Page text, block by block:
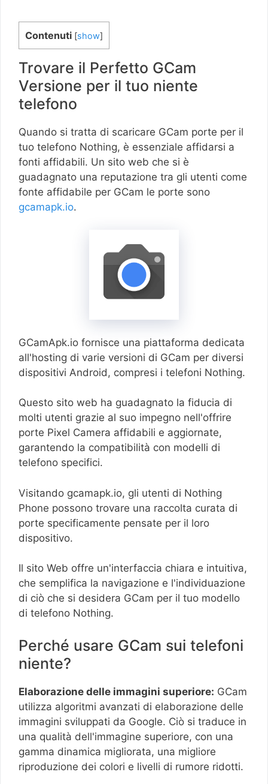
Contenuti [show]
Trovare il Perfetto GCam
Versione per il tuo niente
telefono
Quando si tratta di scaricare GCam porte per il
tuo telefono Nothing, è essenziale affidarsi a
fonti affidabili. Un sito web che si è
guadagnato una reputazione tra gli utenti come
fonte affidabile per GCam le porte sono
gcamapk.io.
GCamApk.io fornisce una piattaforma dedicata
all'hosting di varie versioni di GCam per diversi
dispositivi Android, compresi i telefoni Nothing.
Questo sito web ha guadagnato la fiducia di
molti utenti grazie al suo impegno nell'offrire
porte Pixel Camera affidabili e aggiornate,
garantendo la compatibilità con modelli di
telefono specifici.
Visitando gcamapk.io, gli utenti di Nothing
Phone possono trovare una raccolta curata di
porte specificamente pensate per il loro
dispositivo.
Il sito Web offre un'interfaccia chiara e intuitiva,
che semplifica la navigazione e l'individuazione
di ciò che si desidera GCam per il tuo modello
di telefono Nothing.
Perché usare GCam sui telefoni
niente?
Elaborazione delle immagini superiore: GCam
utilizza algoritmi avanzati di elaborazione delle
immagini sviluppati da Google. Ciò si traduce in
una qualità dell'immagine superiore, con una
gamma dinamica migliorata, una migliore
riproduzione dei colori e livelli di rumore ridotti.